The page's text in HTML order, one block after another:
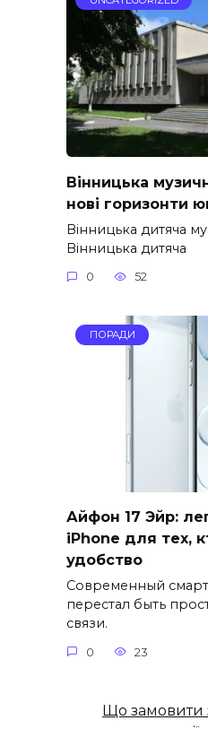
Вінницька
нові горизонти
Вінницька дитяча
Вінницька дитяча
0 52
ПОРАДИ
Айфон 17 Эйр:
iPhone для тех,
удобство
Современный
перестал быть
связи.
0 23
Що замовити